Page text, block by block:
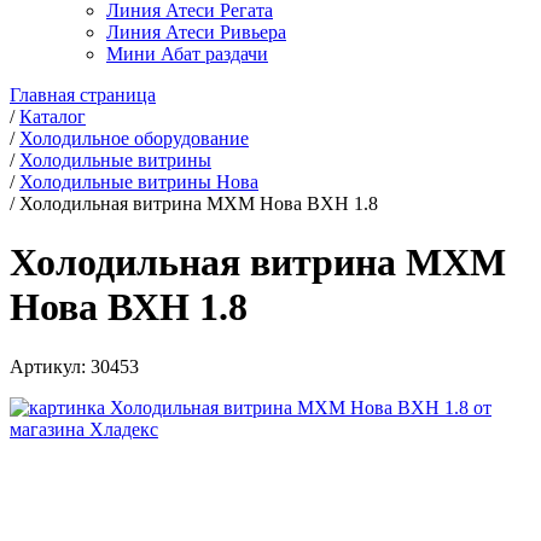
Линия Атеси Регата
Линия Атеси Ривьера
Мини Абат раздачи
Главная страница
/Каталог
/ Холодильное оборудование
/ Холодильные витрины
/ Холодильные витрины Нова
/ Холодильная витрина МХМ Нова ВХН 1.8
Холодильная витрина МХМ
Нова ВХН 1.8
Артикул: 30453